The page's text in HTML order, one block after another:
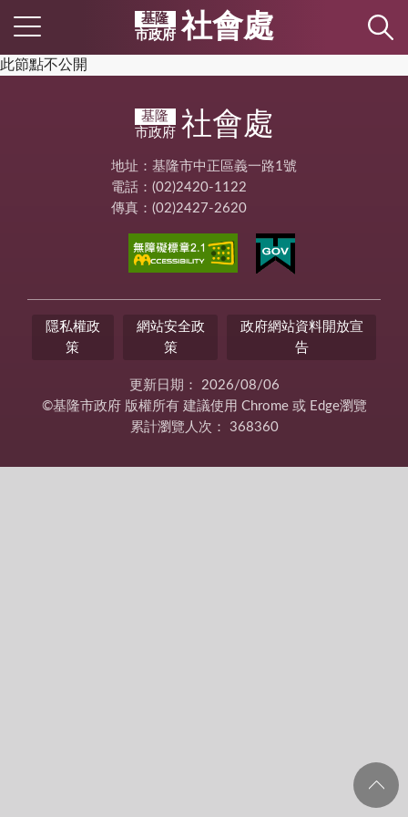
基隆
市政府 社會處
此節點不公開
基隆
市政府 社會處
地址：基隆市中正區義一路1號
電話：(02)2420-1122
傳真：(02)2427-2620
隱私權政
策
網站安全政
策
政府網站資料開放宣
告
更新日期： 2026/08/06
©基隆市政府 版權所有 建議使用 Chrome 或 Edge瀏覽
累計瀏覽人次： 368360